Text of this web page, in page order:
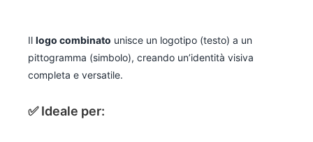
Il logo combinato unisce un logotipo (testo) a un
pittogramma (simbolo), creando un’identità visiva
completa e versatile.
✅ Ideale per: